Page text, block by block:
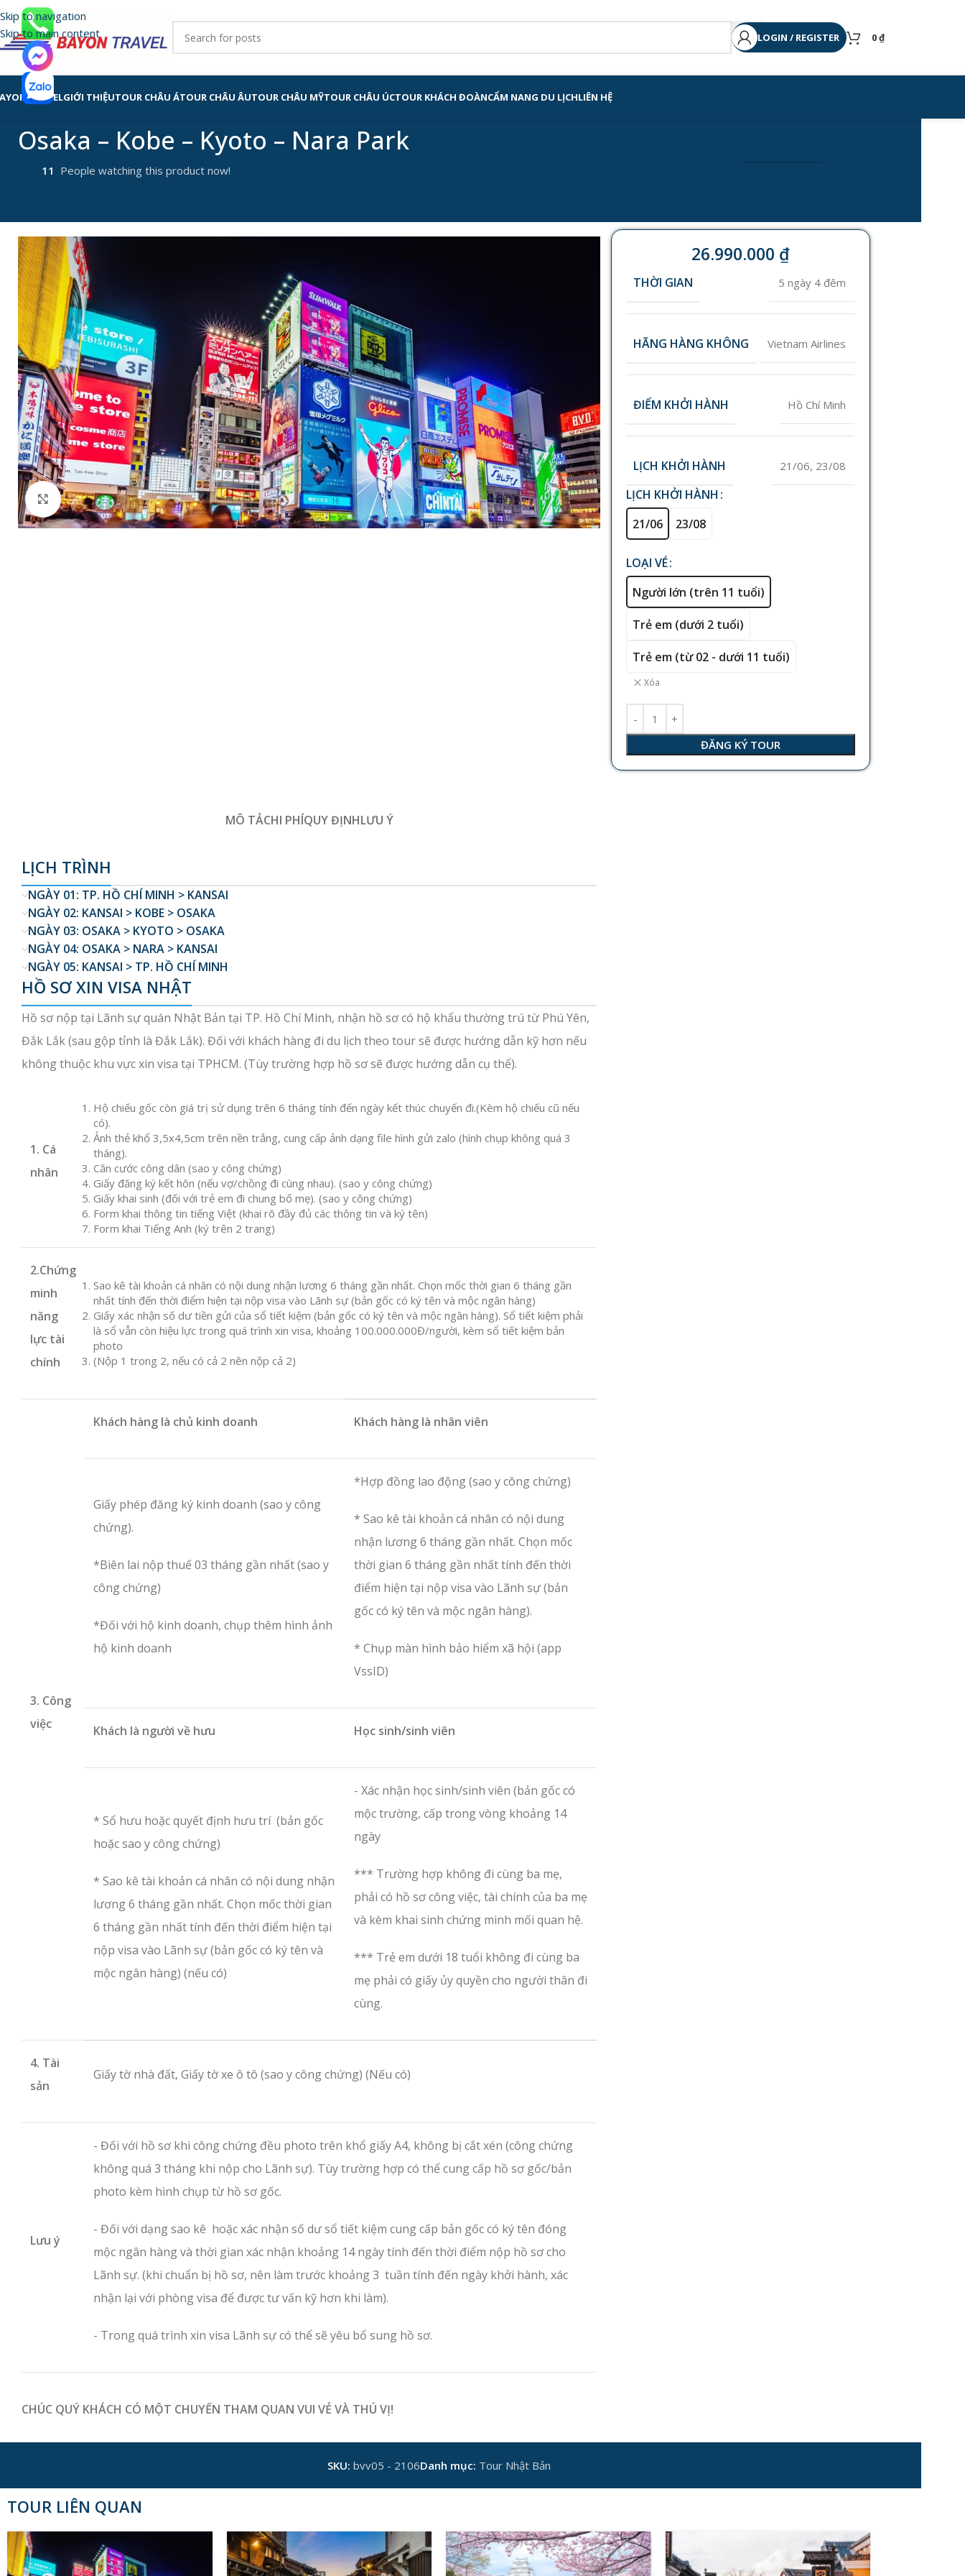
Skip to navigation
Skip to main content
LOGIN / REGISTER 0₫
TRAVELGIỚI THIỆUTOUR CHÂU ÁTOUR CHÂU ÂUTOUR CHÂU MỸTOUR CHÂU ÚCTOUR KHÁCH ĐOÀNCẨM NANG DU LỊCHLIÊN HỆ
Osaka – Kobe – Kyoto – Nara Park
11 People watching this product now!
Click to enlarge
26.990.000 ₫
THỜI GIAN 5 ngày 4 đêm
HÃNG HÀNG KHÔNG Vietnam Airlines
ĐIỂM KHỞI HÀNH Hồ Chí Minh
LỊCH KHỞI HÀNH 21/06, 23/08
LỊCH KHỞI HÀNH
21/06
23/08
LOẠI VÉ
Người lớn (trên 11 tuổi)
Trẻ em (dưới 2 tuổi)
Trẻ em (từ 02 - dưới 11 tuổi)
Xóa
ĐĂNG KÝ TOUR
MÔ TẢCHI PHÍQUY ĐỊNHLƯU Ý
LỊCH TRÌNH
NGÀY 01: TP. HỒ CHÍ MINH > KANSAI
NGÀY 02: KANSAI > KOBE > OSAKA
NGÀY 03: OSAKA > KYOTO > OSAKA
NGÀY 04: OSAKA > NARA > KANSAI
NGÀY 05: KANSAI > TP. HỒ CHÍ MINH
HỒ SƠ XIN VISA NHẬT
Hồ sơ nộp tại Lãnh sự quán Nhật Bản tại TP. Hồ Chí Minh, nhận hồ sơ có hộ khẩu thường trú từ Phú Yên,
Đắk Lắk (sau gộp tỉnh là Đắk Lắk). Đối với khách hàng đi du lịch theo tour sẽ được hướng dẫn kỹ hơn nếu
không thuộc khu vực xin visa tại TPHCM. (Tùy trường hợp hồ sơ sẽ được hướng dẫn cụ thể).
1. Cá
nhân
Hộ chiếu gốc còn giá trị sử dụng trên 6 tháng tính đến ngày kết thúc chuyến đi.(Kèm hộ chiếu cũ nếu
có).
Ảnh thẻ khổ 3,5x4,5cm trên nền trắng, cung cấp ảnh dạng file hình gửi zalo (hình chụp không quá 3
tháng).
Căn cước công dân (sao y công chứng)
Giấy đăng ký kết hôn (nếu vợ/chồng đi cùng nhau). (sao y công chứng)
Giấy khai sinh (đối với trẻ em đi chung bố mẹ). (sao y công chứng)
Form khai thông tin tiếng Việt (khai rõ đầy đủ các thông tin và ký tên)
Form khai Tiếng Anh (ký trên 2 trang)
2.Chứng
minh
năng
lực tài
chính
Sao kê tài khoản cá nhân có nội dung nhận lương 6 tháng gần nhất. Chọn mốc thời gian 6 tháng gần
nhất tính đến thời điểm hiện tại nộp visa vào Lãnh sự (bản gốc có ký tên và mộc ngân hàng)
Giấy xác nhận số dư tiền gửi của sổ tiết kiệm (bản gốc có ký tên và mộc ngân hàng). Sổ tiết kiệm phải
là sổ vẫn còn hiệu lực trong quá trình xin visa, khoảng 100.000.000Đ/người, kèm sổ tiết kiệm bản
photo
(Nộp 1 trong 2, nếu có cả 2 nên nộp cả 2)
3. Công
việc
Khách hàng là chủ kinh doanh Khách hàng là nhân viên
Giấy phép đăng ký kinh doanh (sao y công
chứng).
*Biên lai nộp thuế 03 tháng gần nhất (sao y
công chứng)
*Đối với hộ kinh doanh, chụp thêm hình ảnh
hộ kinh doanh
*Hợp đồng lao động (sao y công chứng)
* Sao kê tài khoản cá nhân có nội dung
nhận lương 6 tháng gần nhất. Chọn mốc
thời gian 6 tháng gần nhất tính đến thời
điểm hiện tại nộp visa vào Lãnh sự (bản
gốc có ký tên và mộc ngân hàng).
* Chụp màn hình bảo hiểm xã hội (app
VssID)
Khách là người về hưu Học sinh/sinh viên
* Sổ hưu hoặc quyết định hưu trí (bản gốc
hoặc sao y công chứng)
* Sao kê tài khoản cá nhân có nội dung nhận
lương 6 tháng gần nhất. Chọn mốc thời gian
6 tháng gần nhất tính đến thời điểm hiện tại
nộp visa vào Lãnh sự (bản gốc có ký tên và
mộc ngân hàng) (nếu có)
- Xác nhận học sinh/sinh viên (bản gốc có
mộc trường, cấp trong vòng khoảng 14
ngày
*** Trường hợp không đi cùng ba mẹ,
phải có hồ sơ công việc, tài chính của ba mẹ
và kèm khai sinh chứng minh mối quan hệ.
*** Trẻ em dưới 18 tuổi không đi cùng ba
mẹ phải có giấy ủy quyền cho người thân đi
cùng.
4. Tài
sản
Giấy tờ nhà đất, Giấy tờ xe ô tô (sao y công chứng) (Nếu có)
Lưu ý
- Đối với hồ sơ khi công chứng đều photo trên khổ giấy A4, không bị cắt xén (công chứng
không quá 3 tháng khi nộp cho Lãnh sự). Tùy trường hợp có thể cung cấp hồ sơ gốc/bản
photo kèm hình chụp từ hồ sơ gốc.
- Đối với dạng sao kê hoặc xác nhận số dư sổ tiết kiệm cung cấp bản gốc có ký tên đóng
mộc ngân hàng và thời gian xác nhận khoảng 14 ngày tính đến thời điểm nộp hồ sơ cho
Lãnh sự. (khi chuẩn bị hồ sơ, nên làm trước khoảng 3 tuần tính đến ngày khởi hành, xác
nhận lại với phòng visa để được tư vấn kỹ hơn khi làm).
- Trong quá trình xin visa Lãnh sự có thể sẽ yêu bổ sung hồ sơ.
CHÚC QUÝ KHÁCH CÓ MỘT CHUYẾN THAM QUAN VUI VẺ VÀ THÚ VỊ!
SKU: bvv05 - 2106Danh mục: Tour Nhật Bản
TOUR LIÊN QUAN